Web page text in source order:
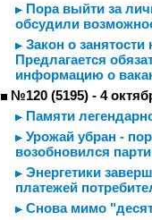
Пора выйти за
обсудили
Закон о
Предлагается
информацию о
№120 (5195) - 4
Памяти
Урожай убран -
возобновился
Энергетики
платежей
Снова мимо